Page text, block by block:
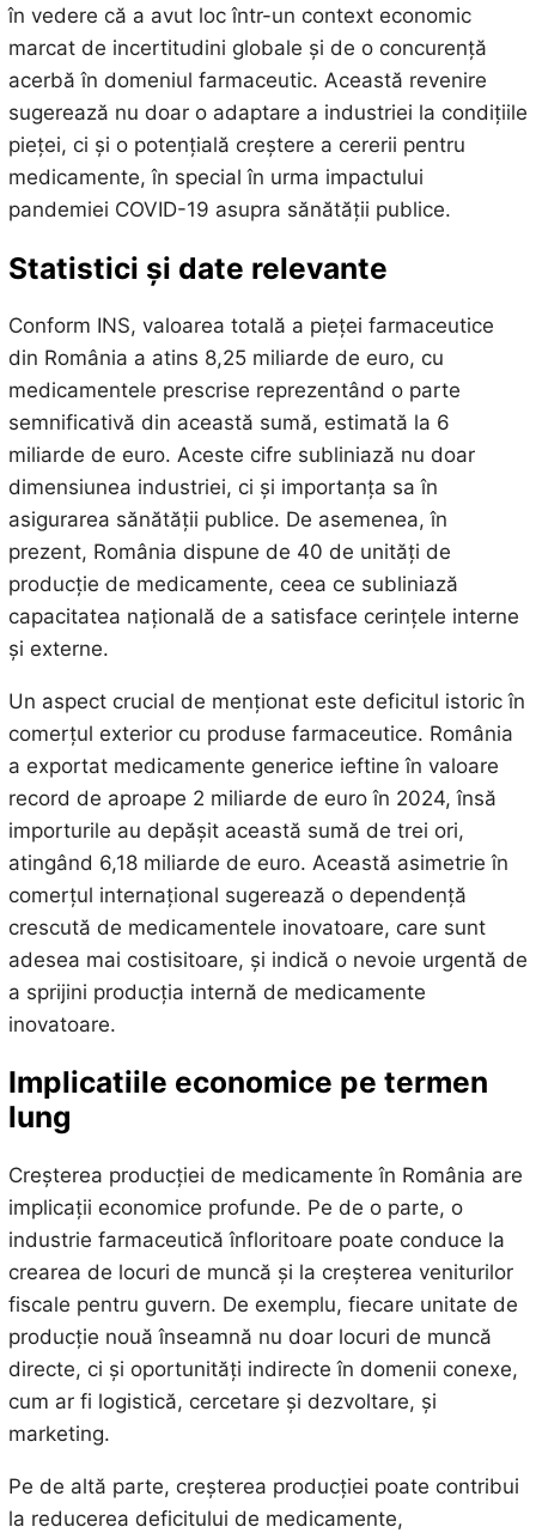
în vedere că a avut loc într-un context economic
marcat de incertitudini globale și de o concurență
acerbă în domeniul farmaceutic. Această revenire
sugerează nu doar o adaptare a industriei la condițiile
pieței, ci și o potențială creștere a cererii pentru
medicamente, în special în urma impactului
pandemiei COVID-19 asupra sănătății publice.
Statistici și date relevante
Conform INS, valoarea totală a pieței farmaceutice
din România a atins 8,25 miliarde de euro, cu
medicamentele prescrise reprezentând o parte
semnificativă din această sumă, estimată la 6
miliarde de euro. Aceste cifre subliniază nu doar
dimensiunea industriei, ci și importanța sa în
asigurarea sănătății publice. De asemenea, în
prezent, România dispune de 40 de unități de
producție de medicamente, ceea ce subliniază
capacitatea națională de a satisface cerințele interne
și externe.
Un aspect crucial de menționat este deficitul istoric în
comerțul exterior cu produse farmaceutice. România
a exportat medicamente generice ieftine în valoare
record de aproape 2 miliarde de euro în 2024, însă
importurile au depășit această sumă de trei ori,
atingând 6,18 miliarde de euro. Această asimetrie în
comerțul internațional sugerează o dependență
crescută de medicamentele inovatoare, care sunt
adesea mai costisitoare, și indică o nevoie urgentă de
a sprijini producția internă de medicamente
inovatoare.
Implicatiile economice pe termen
lung
Creșterea producției de medicamente în România are
implicații economice profunde. Pe de o parte, o
industrie farmaceutică înfloritoare poate conduce la
crearea de locuri de muncă și la creșterea veniturilor
fiscale pentru guvern. De exemplu, fiecare unitate de
producție nouă înseamnă nu doar locuri de muncă
directe, ci și oportunități indirecte în domenii conexe,
cum ar fi logistică, cercetare și dezvoltare, și
marketing.
Pe de altă parte, creșterea producției poate contribui
la reducerea deficitului de medicamente,